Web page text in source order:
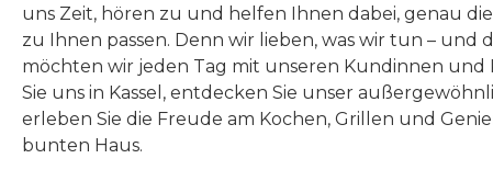
uns Zeit, hören zu und helfen Ihnen dabei, genau
zu Ihnen passen. Denn wir lieben, was wir tun – und
möchten wir jeden Tag mit unseren Kundinnen und
Sie uns in Kassel, entdecken Sie unser
erleben Sie die Freude am Kochen, Grillen und
bunten Haus.